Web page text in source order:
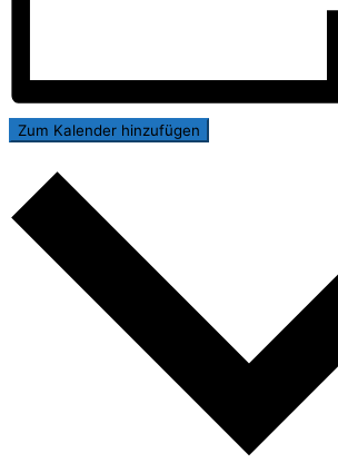
Zum Kalender hinzufügen